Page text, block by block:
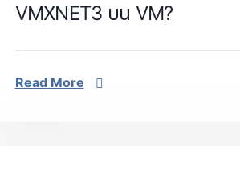
VMXNET3 บน VM?
Read More